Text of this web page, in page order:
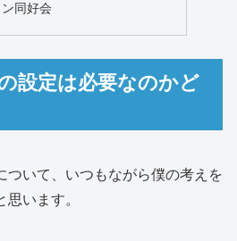
同好会
設定は必要なのかど
ついて、いつもながら僕の考えを
います。